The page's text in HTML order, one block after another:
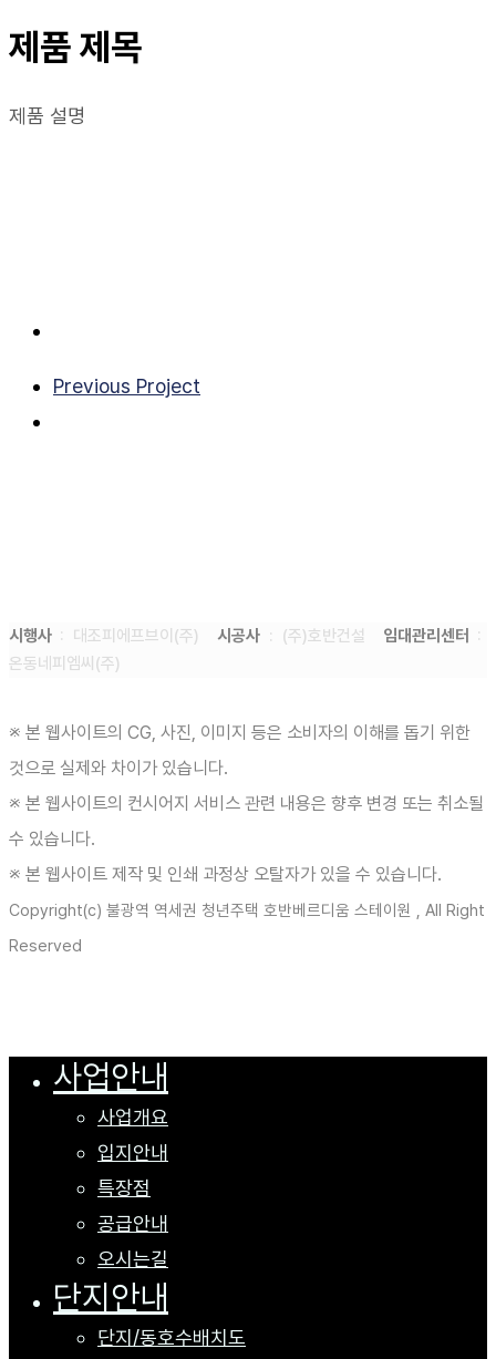
제품 제목
제품 설명
Previous Project
시행사 : 대조피에프브이(주) 시공사 : (주)호반건설 임대관리센터
:
온동네피엠씨(주)
※ 본 웹사이트의 CG, 사진, 이미지 등은 소비자의 이해를 돕기 위한
것으로 실제와 차이가 있습니다.
※ 본 웹사이트의 컨시어지 서비스 관련 내용은 향후 변경 또는 취소될
수 있습니다.
※ 본 웹사이트 제작 및 인쇄 과정상 오탈자가 있을 수 있습니다.
Copyright(c) 불광역 역세권 청년주택 호반베르디움 스테이원 , All Right
Reserved
사업안내
사업개요
입지안내
특장점
공급안내
오시는길
단지안내
단지/동호수배치도